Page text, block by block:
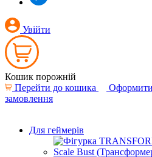
Увійти
Кошик порожній
Перейти до кошика
замовлення
Для геймерів